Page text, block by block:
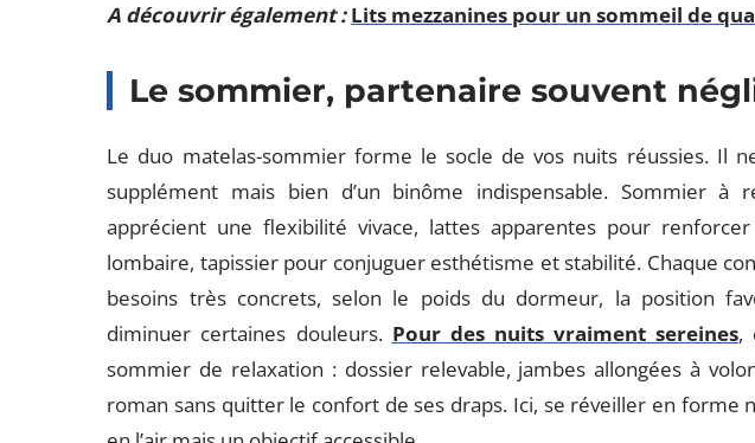
A découvrir également : Lits mezzanines pour un sommeil de
Le sommier, partenaire souvent
Le duo matelas-sommier forme le socle de vos nuits réussies. Il ne
supplément mais bien d’un binôme indispensable. Sommier à
apprécient une flexibilité vivace, lattes apparentes pour
lombaire, tapissier pour conjuguer esthétisme et stabilité. Chaque
besoins très concrets, selon le poids du dormeur, la position
diminuer certaines douleurs. Pour des nuits vraiment sereines,
sommier de relaxation : dossier relevable, jambes allongées à
roman sans quitter le confort de ses draps. Ici, se réveiller en forme